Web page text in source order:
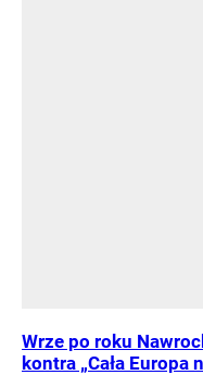
Wrze po roku
kontra „Cała Europa